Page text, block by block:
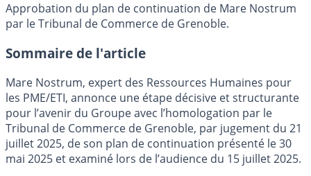
Approbation du plan de continuation de Mare Nostrum
par le Tribunal de Commerce de Grenoble.
Sommaire de l'article
Mare Nostrum, expert des Ressources Humaines pour
les PME/ETI, annonce une étape décisive et structurante
pour l’avenir du Groupe avec l’homologation par le
Tribunal de Commerce de Grenoble, par jugement du 21
juillet 2025, de son plan de continuation présenté le 30
mai 2025 et examiné lors de l’audience du 15 juillet 2025.